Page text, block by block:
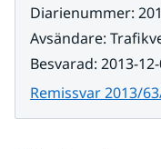
Diarienummer:
Avsändare:
Besvarad: 2013-
Remissvar 2013/